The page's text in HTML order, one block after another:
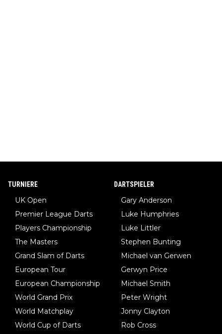
TURNIERE
UK Open
Premier League Darts
Players Championship
The Masters
Grand Slam of Darts
European Tour
European Championship
World Grand Prix
World Matchplay
World Cup of Darts
DARTSPIELER
Gary Anderson
Luke Humphries
Luke Littler
Stephen Bunting
Michael van Gerwen
Gerwyn Price
Michael Smith
Peter Wright
Jonny Clayton
Rob Cross